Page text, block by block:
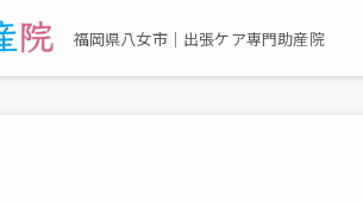
福岡県八女市｜出張ケア専門助産院